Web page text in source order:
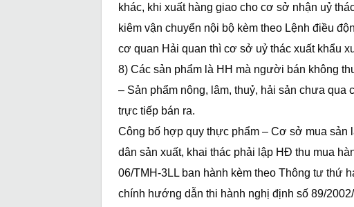
khác, khi xuất hàng giao cho cơ sở nhận uỷ
kiêm vận chuyển nội bộ kèm theo Lệnh điều
cơ quan Hải quan thì cơ sở uỷ thác xuất khẩu
8) Các sản phẩm là HH mà người bán không
– Sản phẩm nông, lâm, thuỷ, hải sản chưa
trực tiếp bán ra.
Công bố hợp quy thực phẩm – Cơ sở mua sản
dân sản xuất, khai thác phải lập HĐ thu mua
06/TMH-3LL ban hành kèm theo Thông tư thứ
chính hướng dẫn thi hành nghị định số 89/